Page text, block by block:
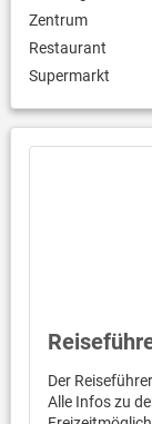
Zentrum
Restaurant
Supermarkt
Der
Alle Infos zu